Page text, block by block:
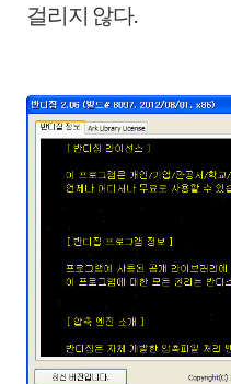
걸리지 않다.